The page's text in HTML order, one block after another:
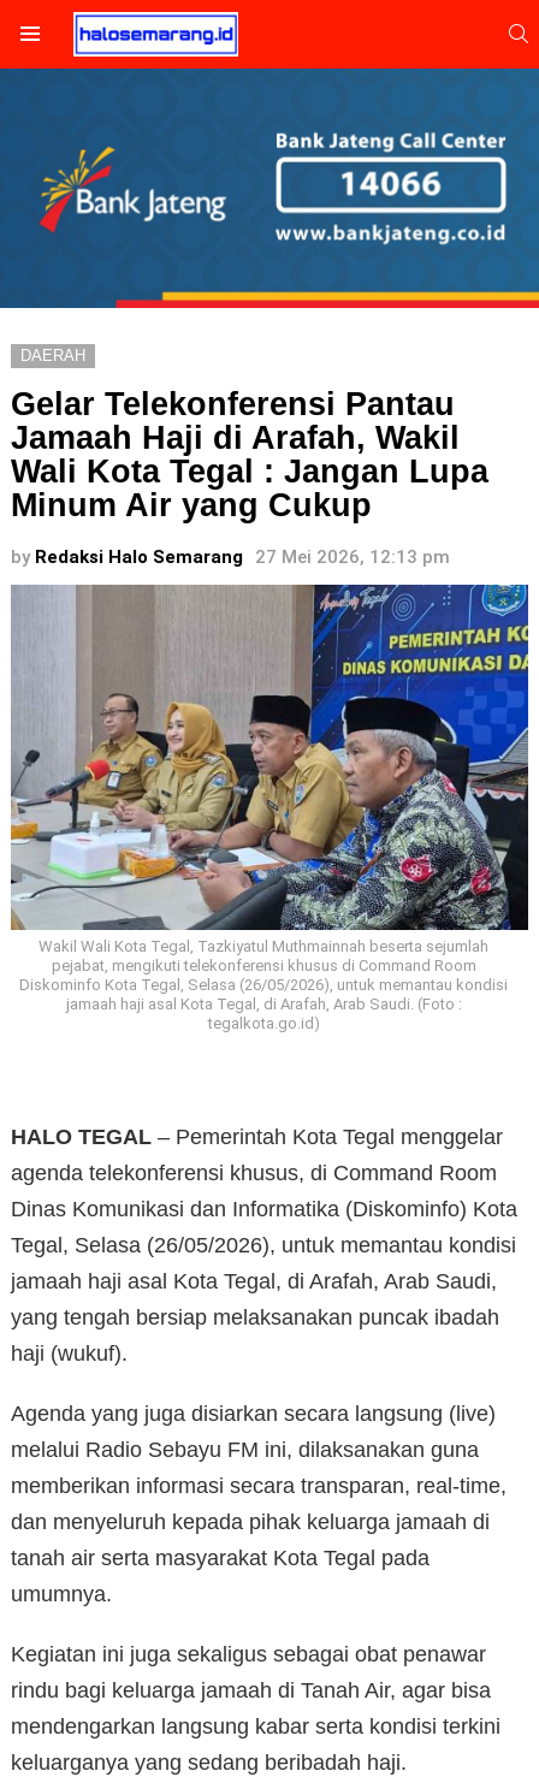
DAERAH
Gelar Telekonferensi Pantau
Jamaah Haji di Arafah, Wakil
Wali Kota Tegal : Jangan Lupa
Minum Air yang Cukup
by Redaksi Halo Semarang 27 Mei 2026, 12:13 pm
Wakil Wali Kota Tegal, Tazkiyatul Muthmainnah beserta sejumlah
pejabat, mengikuti telekonferensi khusus di Command Room
Diskominfo Kota Tegal, Selasa (26/05/2026), untuk memantau kondisi
jamaah haji asal Kota Tegal, di Arafah, Arab Saudi. (Foto :
tegalkota.go.id)
HALO TEGAL – Pemerintah Kota Tegal menggelar
agenda telekonferensi khusus, di Command Room
Dinas Komunikasi dan Informatika (Diskominfo) Kota
Tegal, Selasa (26/05/2026), untuk memantau kondisi
jamaah haji asal Kota Tegal, di Arafah, Arab Saudi,
yang tengah bersiap melaksanakan puncak ibadah
haji (wukuf).
Agenda yang juga disiarkan secara langsung (live)
melalui Radio Sebayu FM ini, dilaksanakan guna
memberikan informasi secara transparan, real-time,
dan menyeluruh kepada pihak keluarga jamaah di
tanah air serta masyarakat Kota Tegal pada
umumnya.
Kegiatan ini juga sekaligus sebagai obat penawar
rindu bagi keluarga jamaah di Tanah Air, agar bisa
mendengarkan langsung kabar serta kondisi terkini
keluarganya yang sedang beribadah haji.